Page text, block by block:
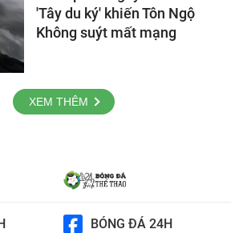
'Tây du ký' khiến Tôn Ngộ
Không suýt mất mạng
XEM THÊM
BÓNG ĐÁ 24H